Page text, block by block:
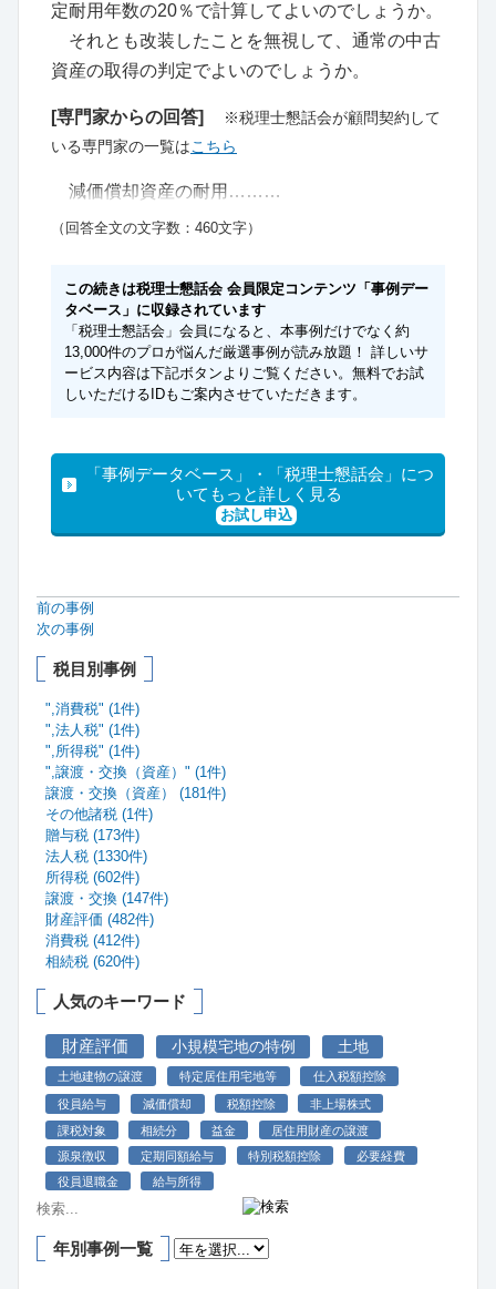
定耐用年数の20％で計算してよいのでしょうか。
それとも改装したことを無視して、通常の中古
資産の取得の判定でよいのでしょうか。
[専門家からの回答]
※税理士懇話会が顧問契約して
いる専門家の一覧はこちら
減価償却資産の耐用………
（回答全文の文字数：460文字）
この続きは税理士懇話会 会員限定コンテンツ「事例デー
タベース」に収録されています
「税理士懇話会」会員になると、本事例だけでなく約
13,000件のプロが悩んだ厳選事例が読み放題！ 詳しいサ
ービス内容は下記ボタンよりご覧ください。無料でお試
しいただけるIDもご案内させていただきます。
「事例データベース」・「税理士懇話会」につ
いてもっと詳しく見る
お試し申込
前の事例
次の事例
税目別事例
",消費税" (1件)
",法人税" (1件)
",所得税" (1件)
",譲渡・交換（資産）" (1件)
譲渡・交換（資産） (181件)
その他諸税 (1件)
贈与税 (173件)
法人税 (1330件)
所得税 (602件)
譲渡・交換 (147件)
財産評価 (482件)
消費税 (412件)
相続税 (620件)
人気のキーワード
財産評価 小規模宅地の特例 土地
土地建物の譲渡 特定居住用宅地等 仕入税額控除
役員給与 減価償却 税額控除
非上場株式
課税対象
相続分 益金
居住用財産の譲渡
源泉徴収
定期同額給与 特別税額控除
必要経費
役員退職金
給与所得
年別事例一覧